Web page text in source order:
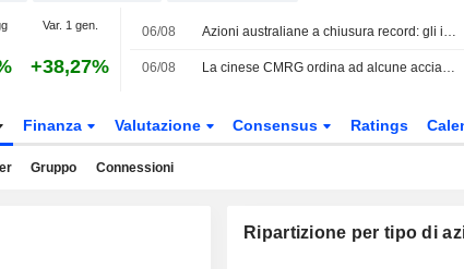
Var. 1 gen.
+38,27%
06/08 Azioni australiane a chiusura record: gli investitori cercano rifugio dalla volatilità dell'IA
06/08 La cinese CMRG ordina ad alcune acciaierie di interrompere le trattative con Rio Tinto, secondo fonti interne
Finanza Valutazione Consensus Ratings
Gruppo Connessioni
Ripartizione per tipo di